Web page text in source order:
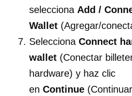
selecciona Add /
Wallet (Agregar/
Selecciona Connect
wallet (Conectar
hardware) y haz clic
en Continue